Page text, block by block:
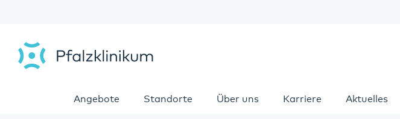
Angebote Standorte Über uns Karriere Aktuelles